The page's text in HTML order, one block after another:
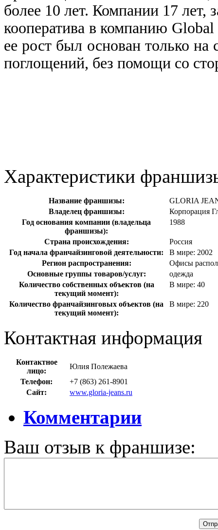
более 10 лет. Компании 17 лет,
кооператива в компанию
ее рост был основан только
поглощений, без помощи со
Характеристики
Название франшизы:
GLORIA
Владелец франшизы:
Корпорация
Год основания компании (владельца
франшизы):
1988
Страна происхождения:
Россия
Год начала франчайзинговой деятельности:
В мире: 2002
Регион распространения:
Офисы
Основные группы товаров/услуг:
одежда
Количество собственных объектов (на
текущий момент):
В мире: 40
Количество франчайзинговых объектов (на
текущий момент):
В мире: 220
Контактная информация
Контактное
лицо:
Юлия Полежаева
Телефон:
+7 (863) 261-8901
Сайт:
www.gloria-jeans.ru
Комментарии
Ваш отзыв к франшизе: